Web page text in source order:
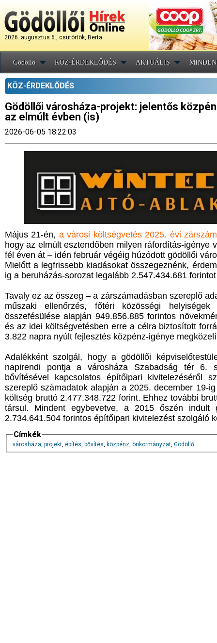
2026. augusztus 6., csütörtök, Berta
Gödöllő KÖZ-ÉRDEKLŐDÉS AKTUÁLIS
KÖZ-ÉRDEKLŐDÉS
Gödöllői városháza-projekt: jelentős
az elmúlt évben (is)
2026-06-05 18:22:03
Május 21-én, a városi költségvetés 2025. évi
hogy az elmúlt esztendőben milyen ráfordítás-igénye
fél éven át – idén február végéig húzódott gödöllői
Mielőtt a legfrissebb kiadásokat összegeznénk,
ig a beruházás-sorozat legalább 2.547.434.681
Tavaly ez az összeg – a zárszámadásban szereplő
műszaki ellenőrzés, főtéri közösségi
összefésülése alapján 949.856.885 forintos
és az idei költségvetésben erre a célra biztosított
3.822 napra nyúlt fejlesztés közpénz-igénye
Adalékként szolgál, hogy a gödöllői
napirendi pontja a városháza Szabadság tér 6.
bővítésével kapcsolatos építőipari kivitelezéséről
szereplő számadatok alapján a 2025. december 19-
költség bruttó 2.477.348.722 forint. Ehhez további
társul. Mindent egybevetve, a 2015 őszén indult
2.734.641.504 forintos építőipari kivitelezést szolgáló
Címkék
városháza, projekt, építés, bővítés, közpénz, önkormányzat, Gödöllő